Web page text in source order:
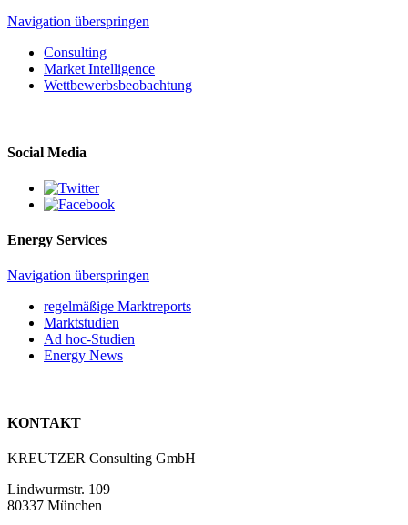
Navigation überspringen
Consulting
Market Intelligence
Wettbewerbs­beobachtung
Social Media
Energy Services
Navigation überspringen
regelmäßige Marktreports
Marktstudien
Ad hoc-Studien
Energy News
KONTAKT
KREUTZER Consulting GmbH
Lindwurmstr. 109
80337 München